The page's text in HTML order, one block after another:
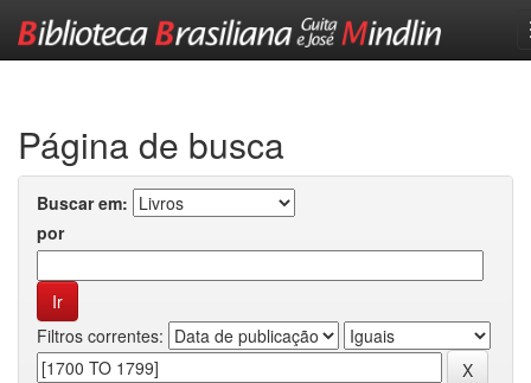
Página de busca
Buscar em:
por
Filtros correntes: